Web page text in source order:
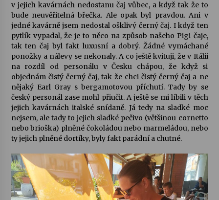
v jejich kavárnách nedostanu čaj vůbec, a když tak že to
bude neuvěřitelná břečka. Ale opak byl pravdou. Ani v
jedné kavárně jsem nedostal ošklivý černý čaj. I když ten
pytlík vypadal, že je to něco na způsob našeho Pigi čaje,
tak ten čaj byl fakt luxusní a dobrý. Žádné vymáchané
ponožky a nálevy se nekonaly. A co ještě kvituji, že v Itálii
na rozdíl od personálu v Česku chápou, že když si
objednám čistý černý čaj, tak že chci čistý černý čaj a ne
nějaký Earl Gray s bergamotovou příchutí. Tady by se
český personál zase mohl přiučit. A ještě se mi líbili v těch
jejich kavárnách italské snídaně. Já tedy na sladké moc
nejsem, ale tady to jejich sladké pečivo (většinou cornetto
nebo brioška) plněné čokoládou nebo marmeládou, nebo
ty jejich plněné dortíky, byly fakt parádní a chutné.